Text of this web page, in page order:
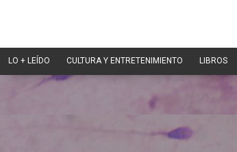
LO + LEÍDO CULTURA Y ENTRETENIMIENTO LIBROS